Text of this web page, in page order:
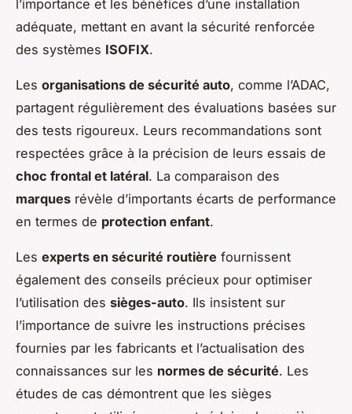
l’importance et les bénéfices d’une installation
adéquate, mettant en avant la sécurité renforcée
des systèmes ISOFIX.
Les organisations de sécurité auto, comme l’ADAC,
partagent régulièrement des évaluations basées sur
des tests rigoureux. Leurs recommandations sont
respectées grâce à la précision de leurs essais de
choc frontal et latéral. La comparaison des
marques révèle d’importants écarts de performance
en termes de protection enfant.
Les experts en sécurité routière fournissent
également des conseils précieux pour optimiser
l’utilisation des sièges-auto. Ils insistent sur
l’importance de suivre les instructions précises
fournies par les fabricants et l’actualisation des
connaissances sur les normes de sécurité. Les
études de cas démontrent que les sièges